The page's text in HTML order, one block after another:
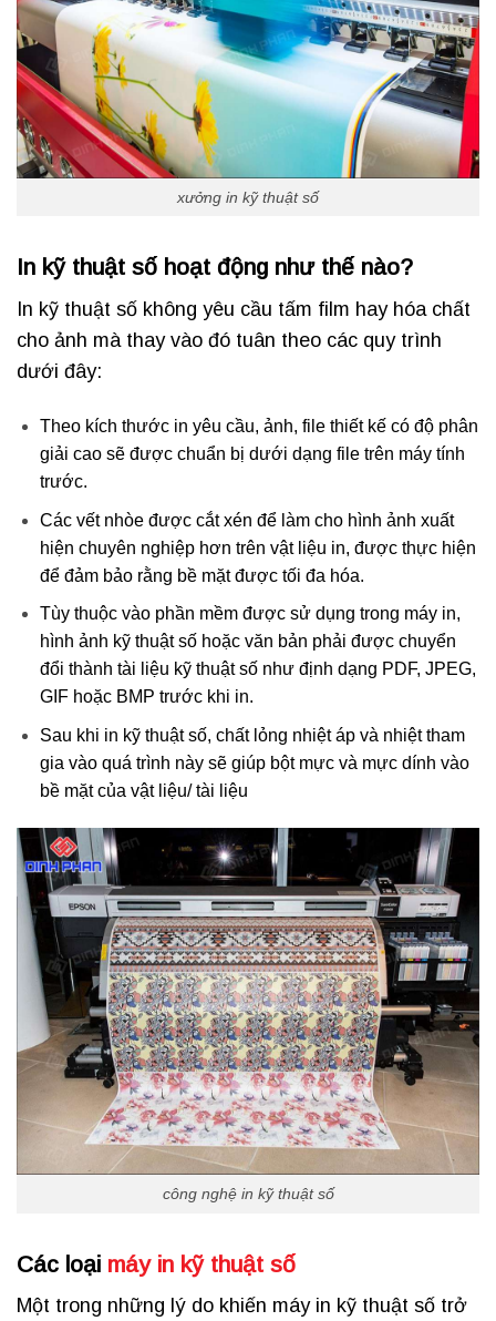
xưởng in kỹ thuật số
In kỹ thuật số hoạt động như thế nào?
In kỹ thuật số không yêu cầu tấm film hay hóa chất
cho ảnh mà thay vào đó tuân theo các quy trình
dưới đây:
Theo kích thước in yêu cầu, ảnh, file thiết kế có độ phân
giải cao sẽ được chuẩn bị dưới dạng file trên máy tính
trước.
Các vết nhòe được cắt xén để làm cho hình ảnh xuất
hiện chuyên nghiệp hơn trên vật liệu in, được thực hiện
để đảm bảo rằng bề mặt được tối đa hóa.
Tùy thuộc vào phần mềm được sử dụng trong máy in,
hình ảnh kỹ thuật số hoặc văn bản phải được chuyển
đổi thành tài liệu kỹ thuật số như định dạng PDF, JPEG,
GIF hoặc BMP trước khi in.
Sau khi in kỹ thuật số, chất lỏng nhiệt áp và nhiệt tham
gia vào quá trình này sẽ giúp bột mực và mực dính vào
bề mặt của vật liệu/ tài liệu
công nghệ in kỹ thuật số
Các loại máy in kỹ thuật số
Một trong những lý do khiến máy in kỹ thuật số trở